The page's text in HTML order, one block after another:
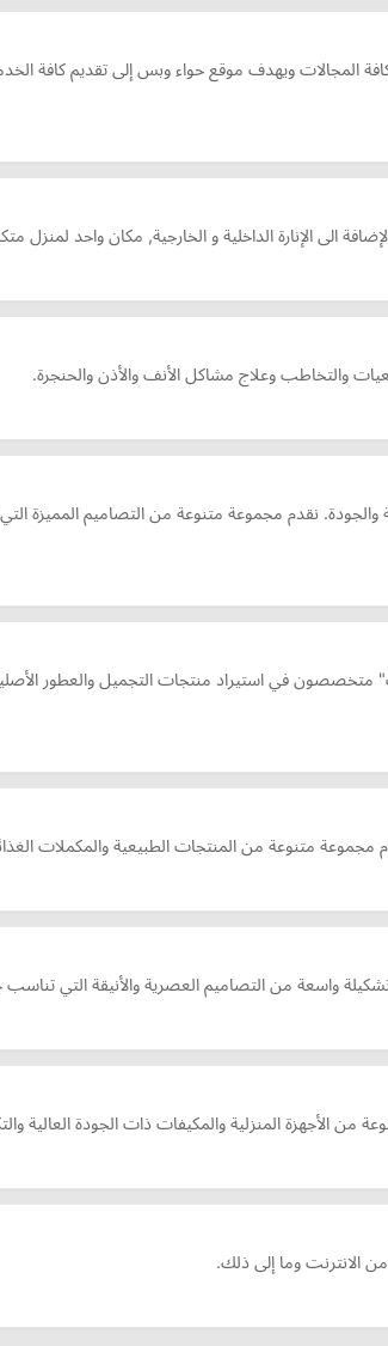
المجالات ويهدف موقع حواء وبس إلى تقديم كافة
الى الإنارة الداخلية و الخارجية, مكان واحد
وعلاج مشاكل الأنف والأذن والحنجرة.
نقدم مجموعة متنوعة من التصاميم المميزة
متنوعة من المنتجات الطبيعية والمكملات
الأجهزة المنزلية والمكيفات ذات الجودة العالية
الانترنت وما إلى ذلك.